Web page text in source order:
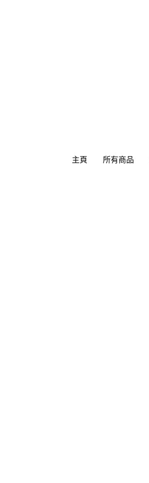
主頁 所有商品
主頁 所有商品